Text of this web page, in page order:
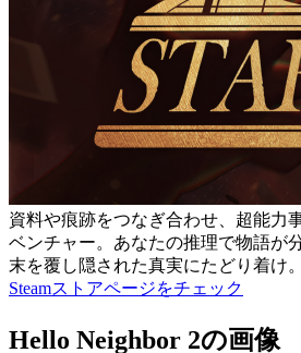
資料や痕跡をつなぎ合わせ、超能力
ベンチャー。あなたの推理で物語が
末を覆し隠された真実にたどり着け。
Steamストアページをチェック
Hello Neighbor 2の画像